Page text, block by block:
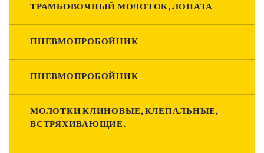
ТРАМБОВОЧНЫЙ МОЛОТОК, ЛОПАТА
ПНЕВМОПРОБОЙНИК
ПНЕВМОПРОБОЙНИК
МОЛОТКИ КЛИНОВЫЕ, КЛЕПАЛЬНЫЕ,
ВСТРЯХИВАЮЩИЕ.